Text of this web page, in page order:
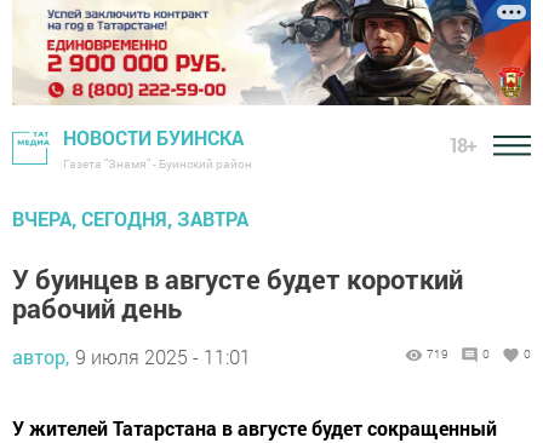
НОВОСТИ БУИНСКА
Газета "Знамя" - Буинский район
18+
ВЧЕРА, СЕГОДНЯ, ЗАВТРА
У буинцев в августе будет короткий
рабочий день
автор, 9 июля 2025 - 11:01 719 0 0
У жителей Татарстана в августе будет сокращенный